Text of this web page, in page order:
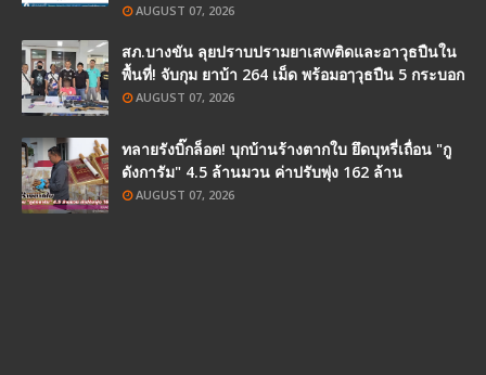
AUGUST 07, 2026
สภ.บางขัน ลุยปราบปรามยาเสwติดและอาวุธปืนใน
พื้นที่! จับกุม ยาบ้า 264 เม็ด พร้อมอๅวุธปืน 5 กระบอก
AUGUST 07, 2026
ทลายรังบิ๊กล็อต! บุกบ้านร้างตากใบ ยึดบุหรี่เถื่อน "กู
ดังการัม" 4.5 ล้านมวน ค่าปรับพุ่ง 162 ล้าน
AUGUST 07, 2026